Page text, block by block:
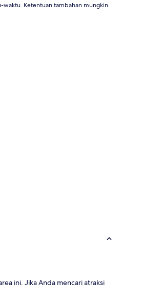
waktu. Ketentuan tambahan mungkin
ini. Jika Anda mencari atraksi